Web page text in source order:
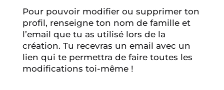
Pour pouvoir modifier ou supprimer ton
profil, renseigne ton nom de famille et
l’email que tu as utilisé lors de la
création. Tu recevras un email avec un
lien qui te permettra de faire toutes les
modifications toi-même !